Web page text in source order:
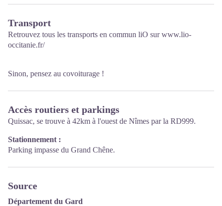
Transport
Retrouvez tous les transports en commun liO surwww.lio-
occitanie.fr/
Sinon, pensez au covoiturage !
Accès routiers et parkings
Quissac, se trouve à 42km à l'ouest de Nîmes par la RD999.
Stationnement :
Parking impasse du Grand Chêne.
Source
Département du Gard